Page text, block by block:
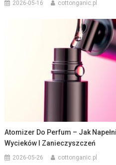
2026-05-16 cottonganic.pl
Atomizer Do Perfum – Jak
Wycieków I Zanieczyszczeń
2026-05-26 cottonganic.pl